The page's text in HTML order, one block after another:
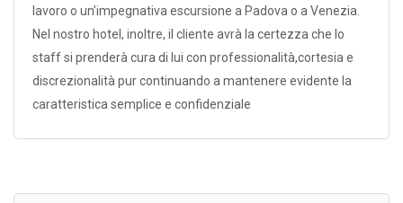
lavoro o un’impegnativa escursione a Padova o a Venezia.
Nel nostro hotel, inoltre, il cliente avrà la certezza che lo
staff si prenderà cura di lui con professionalità,cortesia e
discrezionalità pur continuando a mantenere evidente la
caratteristica semplice e confidenziale